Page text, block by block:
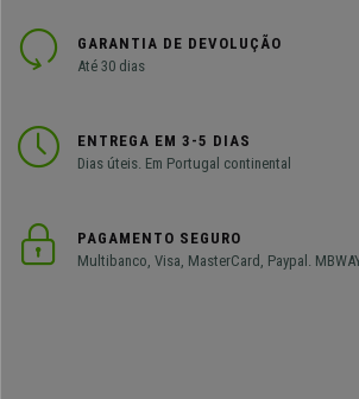
GARANTIA DE DEVOLUÇÃO
Até 30 dias
ENTREGA EM 3-5 DIAS
Dias úteis. Em Portugal continental
PAGAMENTO SEGURO
Multibanco, Visa, MasterCard, Paypal.